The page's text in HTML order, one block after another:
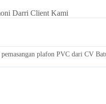
Darri Client Kami
pemasangan plafon PVC dari CV